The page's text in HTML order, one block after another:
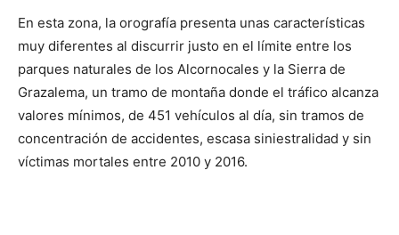
En esta zona, la orografía presenta unas características
muy diferentes al discurrir justo en el límite entre los
parques naturales de los Alcornocales y la Sierra de
Grazalema, un tramo de montaña donde el tráfico alcanza
valores mínimos, de 451 vehículos al día, sin tramos de
concentración de accidentes, escasa siniestralidad y sin
víctimas mortales entre 2010 y 2016.